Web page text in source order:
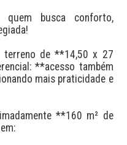
quem busca conforto,
terreno de **14,50 x 27
**acesso também
mais praticidade e
**160 m² de